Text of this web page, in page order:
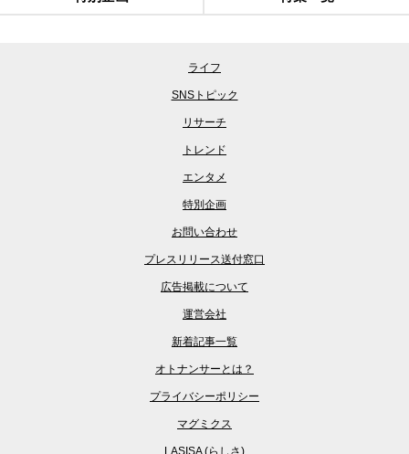
ライフ
SNSトピック
リサーチ
トレンド
エンタメ
特別企画
お問い合わせ
プレスリリース送付窓口
広告掲載について
運営会社
新着記事一覧
オトナンサーとは？
プライバシーポリシー
マグミクス
LASISA (らしさ)